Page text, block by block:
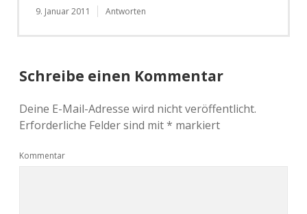
9. Januar 2011 Antworten
Schreibe einen Kommentar
Deine E-Mail-Adresse wird nicht veröffentlicht.
Erforderliche Felder sind mit* markiert
Kommentar